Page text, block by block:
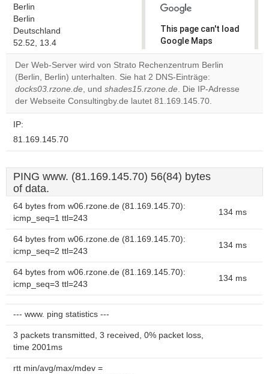
Berlin
Berlin
Deutschland
52.52, 13.4
This page can't load
Google Maps
correctly.
Do you
own this
website?
OK
Der Web-Server wird von Strato Rechenzentrum Berlin
(Berlin, Berlin) unterhalten. Sie hat 2 DNS-Einträge:
docks03.rzone.de, und shades15.rzone.de. Die IP-Adresse
der Webseite Consultingby.de lautet 81.169.145.70.
IP:
81.169.145.70
PING www. (81.169.145.70) 56(84) bytes
of data.
64 bytes from w06.rzone.de (81.169.145.70):
icmp_seq=1 ttl=243
134 ms
64 bytes from w06.rzone.de (81.169.145.70):
icmp_seq=2 ttl=243
134 ms
64 bytes from w06.rzone.de (81.169.145.70):
icmp_seq=3 ttl=243
134 ms
--- www. ping statistics ---
3 packets transmitted, 3 received, 0% packet loss,
time 2001ms
rtt min/avg/max/mdev =